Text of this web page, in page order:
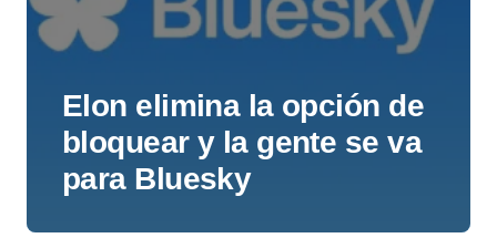
Elon elimina la opción de
bloquear y la gente se va
para Bluesky